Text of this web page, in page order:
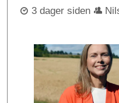
3 dager siden